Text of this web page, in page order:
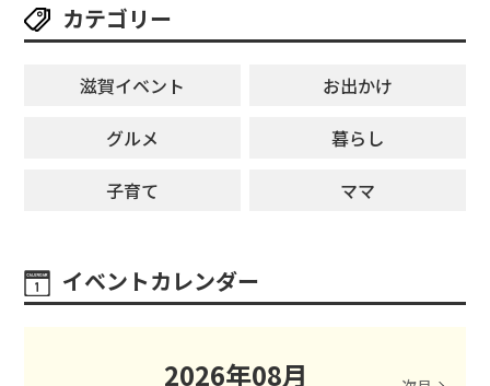
カテゴリー
滋賀イベント
お出かけ
グルメ
暮らし
子育て
ママ
イベントカレンダー
2026年08月